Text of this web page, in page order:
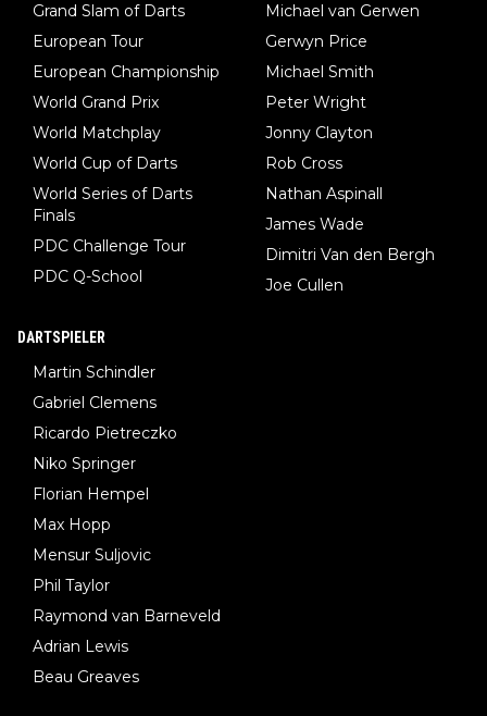
Grand Slam of Darts
European Tour
European Championship
World Grand Prix
World Matchplay
World Cup of Darts
World Series of Darts
Finals
PDC Challenge Tour
PDC Q-School
Michael van Gerwen
Gerwyn Price
Michael Smith
Peter Wright
Jonny Clayton
Rob Cross
Nathan Aspinall
James Wade
Dimitri Van den Bergh
Joe Cullen
DARTSPIELER
Martin Schindler
Gabriel Clemens
Ricardo Pietreczko
Niko Springer
Florian Hempel
Max Hopp
Mensur Suljovic
Phil Taylor
Raymond van Barneveld
Adrian Lewis
Beau Greaves